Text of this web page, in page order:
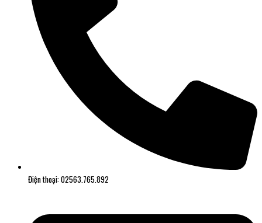
Điện thoại: 02563.765.892